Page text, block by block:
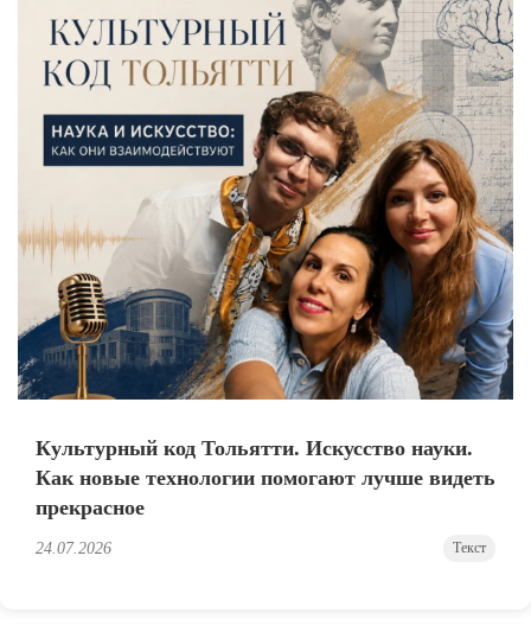
Культурный код Тольятти. Искусство науки.
Как новые технологии помогают лучше видеть
прекрасное
24.07.2026 Текст